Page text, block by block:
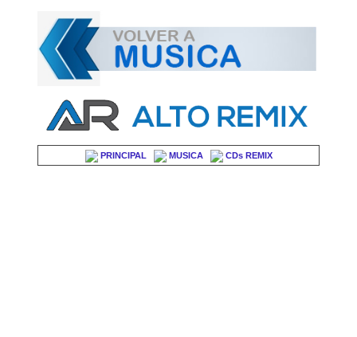
PRINCIPAL MUSICA CDs REMIX